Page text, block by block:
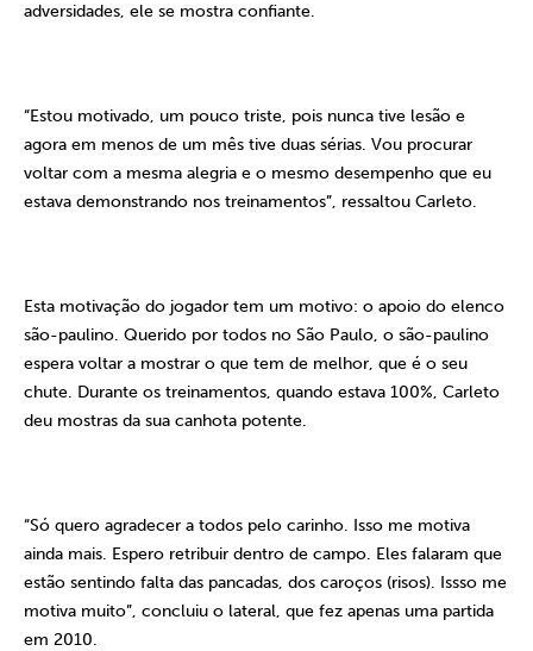
adversidades, ele se mostra confiante.
“Estou motivado, um pouco triste, pois nunca tive lesão e
agora em menos de um mês tive duas sérias. Vou procurar
voltar com a mesma alegria e o mesmo desempenho que eu
estava demonstrando nos treinamentos”, ressaltou Carleto.
Esta motivação do jogador tem um motivo: o apoio do elenco
são-paulino. Querido por todos no São Paulo, o são-paulino
espera voltar a mostrar o que tem de melhor, que é o seu
chute. Durante os treinamentos, quando estava 100%, Carleto
deu mostras da sua canhota potente.
“Só quero agradecer a todos pelo carinho. Isso me motiva
ainda mais. Espero retribuir dentro de campo. Eles falaram que
estão sentindo falta das pancadas, dos caroços (risos). Issso me
motiva muito”, concluiu o lateral, que fez apenas uma partida
em 2010.